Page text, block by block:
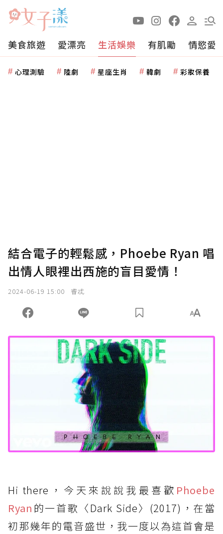
美食旅遊 愛漂亮 生活娛樂 有肌勵 情慾愛
心理測驗 陸劇 星座生肖 韓劇 彩妝保養
結合電子的輕鬆感，Phoebe Ryan 唱
出情人眼裡出西施的盲目愛情！
2024-06-19 15:00 睿忒
Hi there，今天來說說我最喜歡 Phoebe
Ryan 的一首歌〈Dark Side〉(2017)，在當
初那幾年的電音盛世，我一度以為這首會是